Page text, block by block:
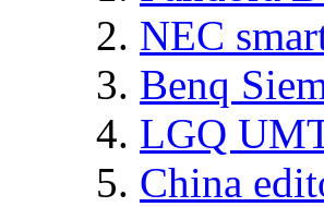
NEC
Benq
LGQ
China